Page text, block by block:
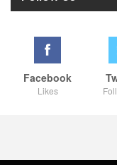
Facebook
Likes